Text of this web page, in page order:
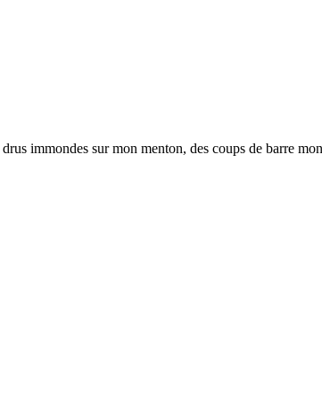
immondes sur mon menton, des coups de barre